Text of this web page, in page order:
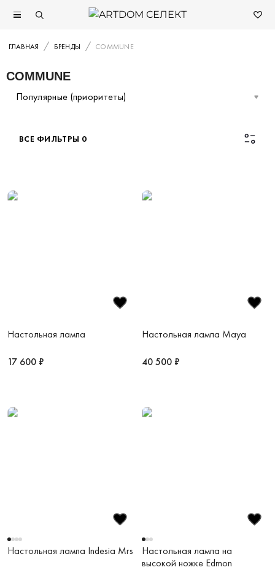
ГЛАВНАЯ БРЕНДЫ COMMUNE
COMMUNE
Популярные (приоритеты)
ВСЕ ФИЛЬТРЫ 0
Настольная лампа
17 600 ₽
Настольная лампа Maya
40 500 ₽
Настольная лампа Indesia Mrs
Настольная лампа на
высокой ножке Edmon